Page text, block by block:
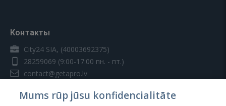
Контакты
City24 SIA, (40003692375)
28259069 (9:00-17:00 пн. - пт.)
contact@getapro.lv
Mums rūp jūsu konfidencialitāte